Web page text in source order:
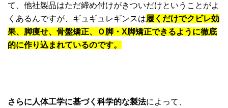
て、他社製品はただ締め付けがきついだけということがよ
くあるんですが、ギュギュレギンスは履くだけでクビレ効
果、脚痩せ、骨盤矯正、Ｏ脚・X脚矯正できるように徹底
的に作り込まれているのです。
さらに人体工学に基づく科学的な製法によって、